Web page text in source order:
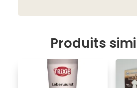
Produits